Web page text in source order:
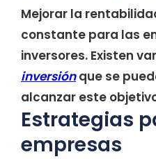
Mejorar la
constante para las
inversores. Existen
inversiónque se
alcanzar este
Estrategias
empresas